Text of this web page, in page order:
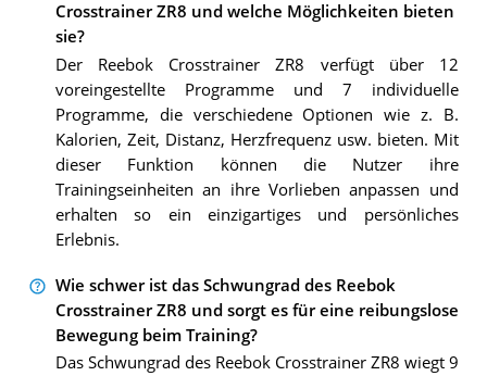
Crosstrainer ZR8 und welche Möglichkeiten bieten
sie?
Der Reebok Crosstrainer ZR8 verfügt über 12
voreingestellte Programme und 7 individuelle
Programme, die verschiedene Optionen wie z. B.
Kalorien, Zeit, Distanz, Herzfrequenz usw. bieten. Mit
dieser Funktion können die Nutzer ihre
Trainingseinheiten an ihre Vorlieben anpassen und
erhalten so ein einzigartiges und persönliches
Erlebnis.
Wie schwer ist das Schwungrad des Reebok
Crosstrainer ZR8 und sorgt es für eine reibungslose
Bewegung beim Training?
Das Schwungrad des Reebok Crosstrainer ZR8 wiegt 9